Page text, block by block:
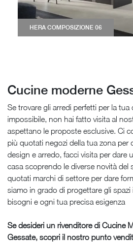
HERA COMPOSIZIONE 06
Cucine moderne
Se trovare gli arredi perfetti per la tua
impossibile, non hai fatto visita al
aspettano le proposte esclusive. Ci
più quotati negozi della tua zona per
design e arredo, facci visita per dare
casa scoprendo le diverse novità del
quotati marchi di settore per dare
siamo in grado di progettare gli
bisogni e ogni tua precisa esigenza
Se desideri un rivenditore di Cucine
Gessate, scopri il nostro punto